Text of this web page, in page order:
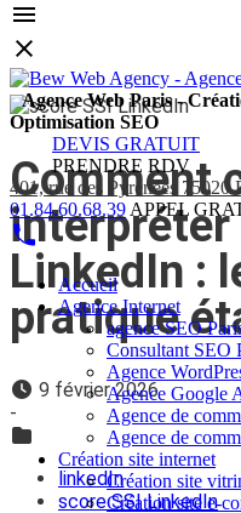
Agence Web Paris -
Optimisation SEO
DEVIS GRATUIT
PRENDRE RDV
401, rue des Pyrénées 75020
01.84.60.68.39 APPEL
Accueil
Agence Internet
agence SEO
Consultant SEO
Agence
Agence Google
Agence de
Agence de
Création site internet
Création site
Création site e-
Comment
interpréter
LinkedIn :
pratique
9 février 2026
-
linkedIn
score SSI LinkedIn